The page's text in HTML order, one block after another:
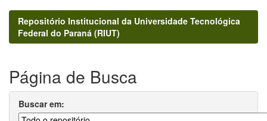
Repositório Institucional da Universidade Tecnológica
Federal do Paraná (RIUT)
Página de Busca
Buscar em: